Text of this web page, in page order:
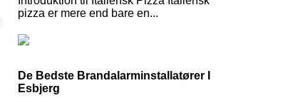
pizza er mere end bare en...
De Bedste Brandalarminstallatører I
Esbjerg